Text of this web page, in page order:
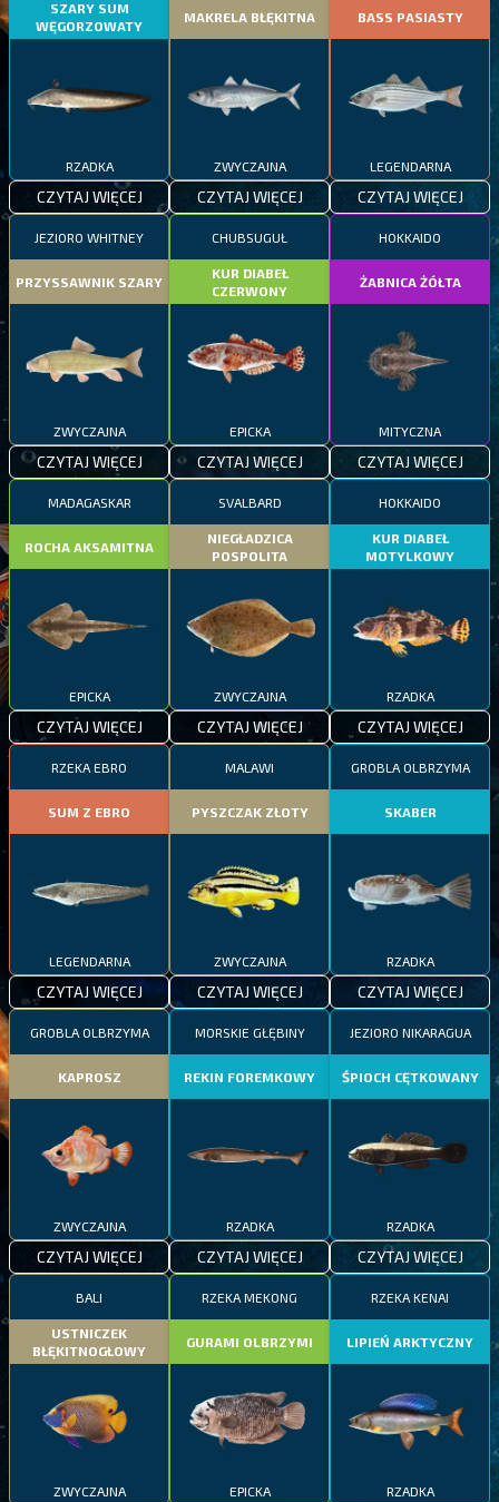
SZARY SUM
WĘGORZOWATY
RZADKA
CZYTAJ WIĘCEJ
MAKRELA BŁĘKITNA
ZWYCZAJNA
CZYTAJ WIĘCEJ
BASS PASIASTY
LEGENDARNA
CZYTAJ WIĘCEJ
JEZIORO WHITNEY
PRZYSSAWNIK SZARY
ZWYCZAJNA
CZYTAJ WIĘCEJ
CHUBSUGUŁ
KUR DIABEŁ
CZERWONY
EPICKA
CZYTAJ WIĘCEJ
HOKKAIDO
ŻABNICA ŻÓŁTA
MITYCZNA
CZYTAJ WIĘCEJ
MADAGASKAR
ROCHA AKSAMITNA
EPICKA
CZYTAJ WIĘCEJ
SVALBARD
NIEGŁADZICA
POSPOLITA
ZWYCZAJNA
CZYTAJ WIĘCEJ
HOKKAIDO
KUR DIABEŁ
MOTYLKOWY
RZADKA
CZYTAJ WIĘCEJ
RZEKA EBRO
SUM Z EBRO
LEGENDARNA
CZYTAJ WIĘCEJ
MALAWI
PYSZCZAK ZŁOTY
ZWYCZAJNA
CZYTAJ WIĘCEJ
GROBLA OLBRZYMA
SKABER
RZADKA
CZYTAJ WIĘCEJ
GROBLA OLBRZYMA
KAPROSZ
ZWYCZAJNA
CZYTAJ WIĘCEJ
MORSKIE GŁĘBINY
REKIN FOREMKOWY
RZADKA
CZYTAJ WIĘCEJ
JEZIORO NIKARAGUA
ŚPIOCH CĘTKOWANY
RZADKA
CZYTAJ WIĘCEJ
BALI
USTNICZEK
BŁĘKITNOGŁOWY
ZWYCZAJNA
RZEKA MEKONG
GURAMI OLBRZYMI
EPICKA
RZEKA KENAI
LIPIEŃ ARKTYCZNY
RZADKA